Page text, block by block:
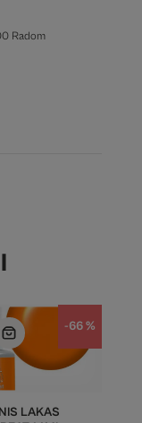
Radom
-66 %
LAKAS